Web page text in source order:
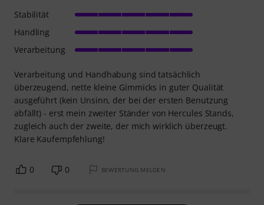
Verarbeitung und Handhabung sind tatsächlich
überzeugend, nette kleine Gimmicks in guter Qualität
ausgeführt (kein Unsinn, der bei der ersten Benutzung
abfällt) - erst mein zweiter Ständer von Hercules Stands,
zugleich auch der zweite, der mich wirklich überzeugt.
Klare Kaufempfehlung!
Stabilität
Handling
Verarbeitung
0 0 BEWERTUNG MELDEN